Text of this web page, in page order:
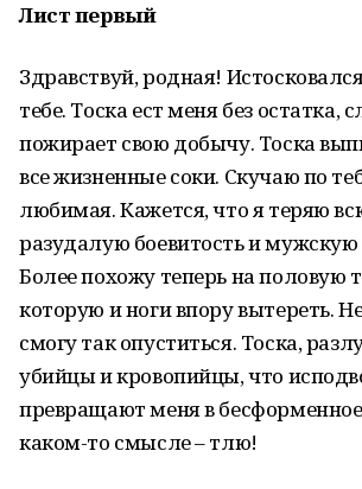
Лист первый
Здравствуй, родная!
тебе. Тоска ест меня без остатка,
пожирает свою добычу. Тоска
все жизненные соки. Скучаю по
любимая. Кажется, что я теряю
разудалую боевитость и
Более похожу теперь на половую
которую и ноги впору вытереть.
смогу так опуститься. Тоска,
убийцы и кровопийцы, что
превращают меня в
каком-то смысле – тлю!